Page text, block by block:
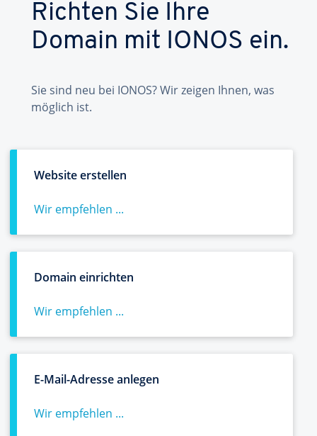
Richten Sie Ihre
Domain mit IONOS ein.
Sie sind neu bei IONOS? Wir zeigen Ihnen, was
möglich ist.
Website erstellen
Wir empfehlen ...
Domain einrichten
Wir empfehlen ...
E-Mail-Adresse anlegen
Wir empfehlen ...